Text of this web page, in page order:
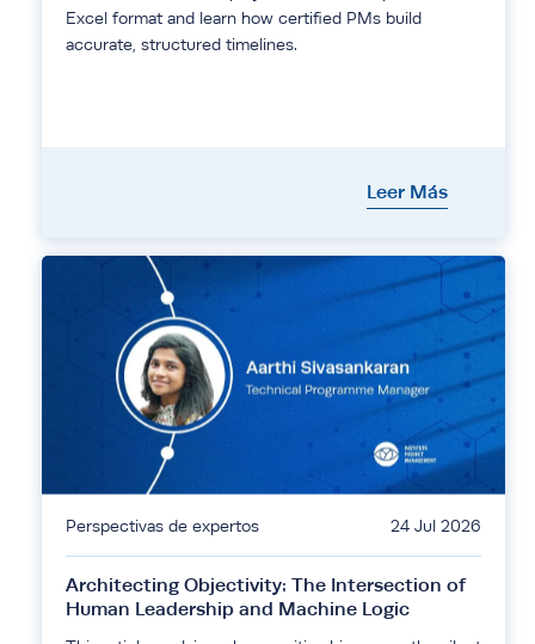
Excel format and learn how certified PMs build
accurate, structured timelines.
Leer Más
Perspectivas de expertos 24 Jul 2026
Architecting Objectivity: The Intersection of
Human Leadership and Machine Logic